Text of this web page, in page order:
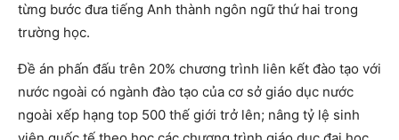
từng bước đưa tiếng Anh thành ngôn ngữ thứ hai trong
trường học.
Đề án phấn đấu trên 20% chương trình liên kết đào tạo với
nước ngoài có ngành đào tạo của cơ sở giáo dục nước
ngoài xếp hạng top 500 thế giới trở lên; nâng tỷ lệ sinh